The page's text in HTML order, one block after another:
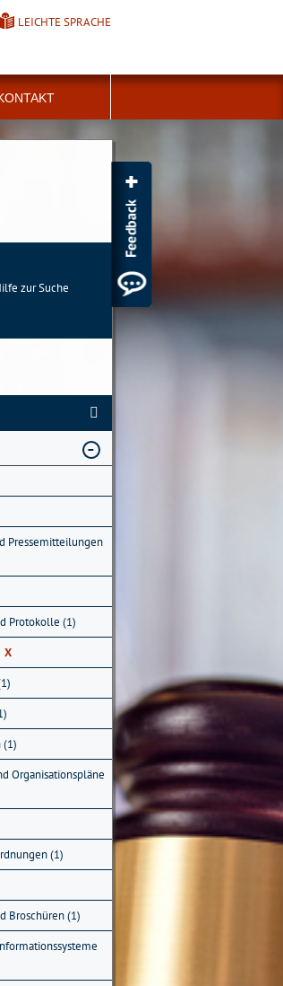
LEICHTE SPRACHE
zur Suche
Pressemitteilungen
Protokolle (1)
X
(1)
Organisationspläne
(1)
Broschüren (1)